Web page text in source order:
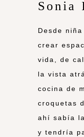
Sonia
Desde
crear
vida, de
la vista
cocina de
croquetas
ahí sabía
y tendría